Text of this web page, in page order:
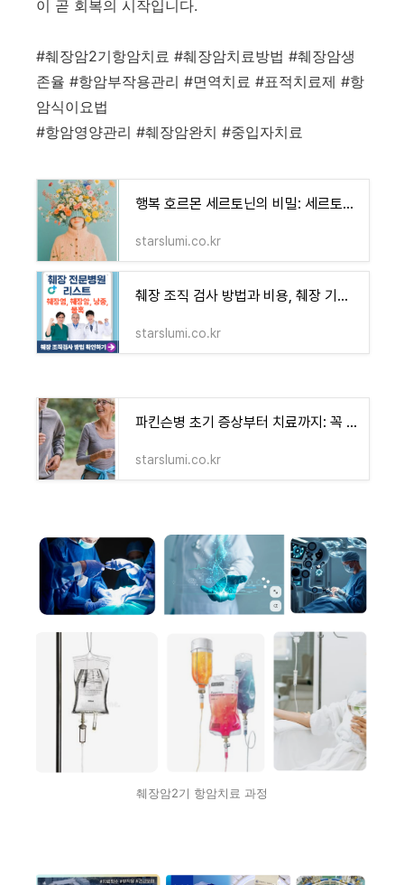
이 곧 회복의 시작입니다.
#췌장암2기항암치료 #췌장암치료방법 #췌장암생
존율 #항암부작용관리 #면역치료 #표적치료제 #항
암식이요법
#항암영양관리 #췌장암완치 #중입자치료
행복 호르몬 세르토닌의 비밀: 세르토닌 높이는 음식과 일상 루틴 - 블루 오아시스 정보 모음
starslumi.co.kr
췌장 조직 검사 방법과 비용, 췌장 기능 및 부산 췌장 전문의 병원 안내 - 블루 오아시스 정보 모
starslumi.co.kr
파킨슨병 초기 증상부터 치료까지: 꼭 알아야 할 모든 정보 - 블루 오아시스 정보 모음
starslumi.co.kr
췌장암2기 항암치료 과정